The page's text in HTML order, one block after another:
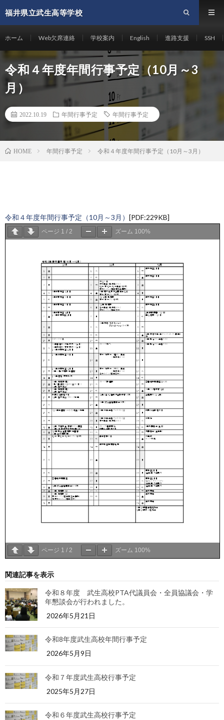
福井県立武生高等学校
ホーム Web欠席連絡 学校案内 English 進路支援 SSH
令和４年度年間行事予定（10月～3
月）
2022.10.19 年間行事予定 年間行事予定
HOME 年間行事予定 令和４年度年間行事予定（10月～3月）
令和４年度年間行事予定（10月～3月） [PDF:229KB]
ページ 1 / 2 ズーム 100%
ページ 1 / 2 ズーム 100%
関連記事を表示
令和８年度 武生高校PTA代議員会・全員協議会・学
年懇談会が行われました。
2026年5月21日
令和8年度武生高校年間行事予定
2026年5月9日
令和７年度武生高校行事予定
2025年5月27日
令和６年度武生高校行事予定